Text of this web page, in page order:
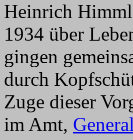
Heinrich
1934 über
gingen
durch
Zuge dieser
im Amt,